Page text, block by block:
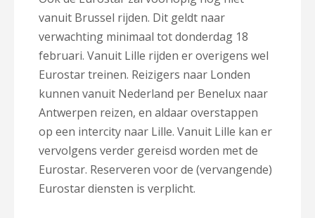
vanuit Brussel rijden. Dit geldt naar
verwachting minimaal tot donderdag 18
februari. Vanuit Lille rijden er overigens wel
Eurostar treinen. Reizigers naar Londen
kunnen vanuit Nederland per Benelux naar
Antwerpen reizen, en aldaar overstappen
op een intercity naar Lille. Vanuit Lille kan er
vervolgens verder gereisd worden met de
Eurostar. Reserveren voor de (vervangende)
Eurostar diensten is verplicht.